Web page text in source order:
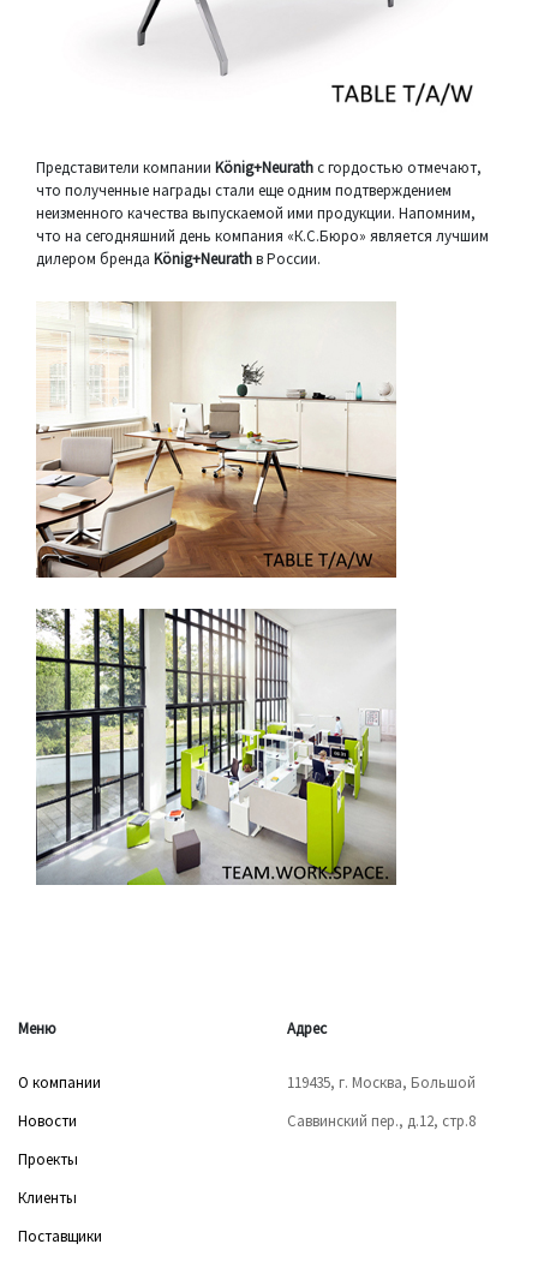
Представители компании König+Neurathс гордостью отмечают,
что полученные награды стали еще одним подтверждением
неизменного качества выпускаемой ими продукции. Напомним,
что на сегодняшний день компания «К.С.Бюро» является лучшим
дилером бренда König+Neurathв России.
Меню
О компании
Новости
Проекты
Клиенты
Поставщики
Адрес
119435, г. Москва, Большой
Саввинский пер., д.12, стр.8